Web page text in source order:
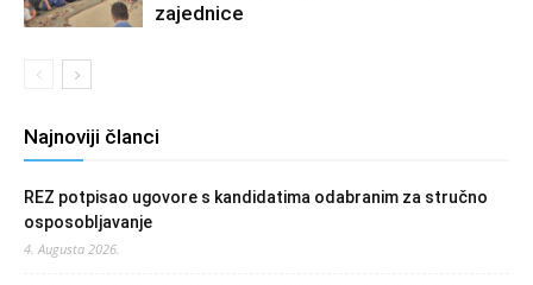
zajednice
Najnoviji članci
REZ potpisao ugovore s kandidatima odabranim za stručno
osposobljavanje
4. Augusta 2026.